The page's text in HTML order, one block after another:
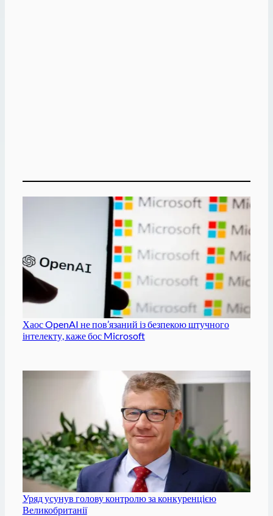
Хаос OpenAI не пов’язаний із безпекою штучного
інтелекту, каже бос Microsoft
Уряд усунув голову контролю за конкуренцією
Великобританії